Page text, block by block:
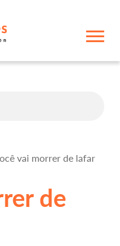
vai morrer de lafar
de